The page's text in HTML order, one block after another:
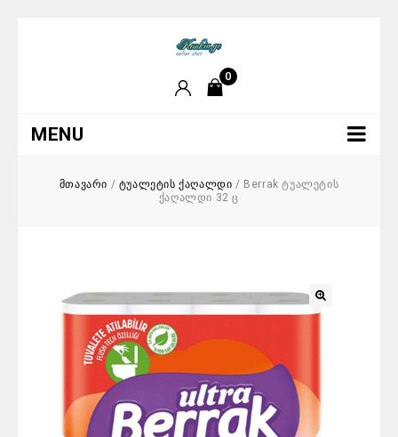
0
MENU
მთავარი / ტუალეტის ქაღალდი / Berrak ტუალეტის
ქაღალდი 32 ც